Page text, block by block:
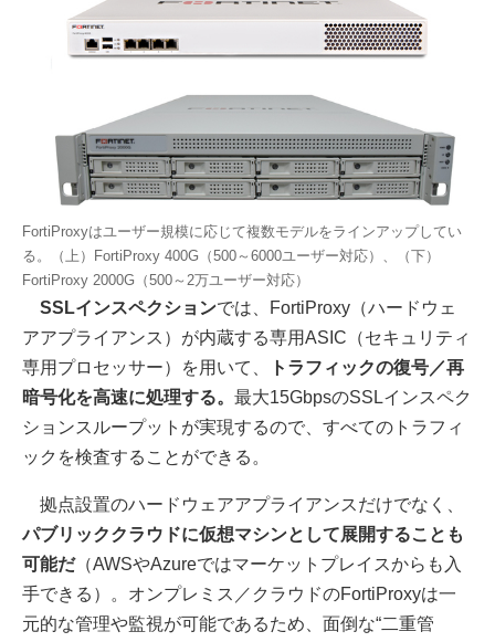
FortiProxyはユーザー規模に応じて複数モデルをラインアップしてい
る。（上）FortiProxy 400G（500～6000ユーザー対応）、（下）
FortiProxy 2000G（500～2万ユーザー対応）
SSLインスペクションでは、FortiProxy（ハードウェ
アアプライアンス）が内蔵する専用ASIC（セキュリティ
専用プロセッサー）を用いて、
トラフィックの復号／再
暗号化を高速に処理する。 最大15GbpsのSSLインスペク
ションスループットが実現するので、すべてのトラフィ
ックを検査することができる。
拠点設置のハードウェアアプライアンスだけでなく、
パブリッククラウドに仮想マシンとして展開することも
可能だ（AWSやAzureではマーケットプレイスからも入
手できる）。オンプレミス／クラウドのFortiProxyは一
元的な管理や監視が可能であるため、面倒な“二重管